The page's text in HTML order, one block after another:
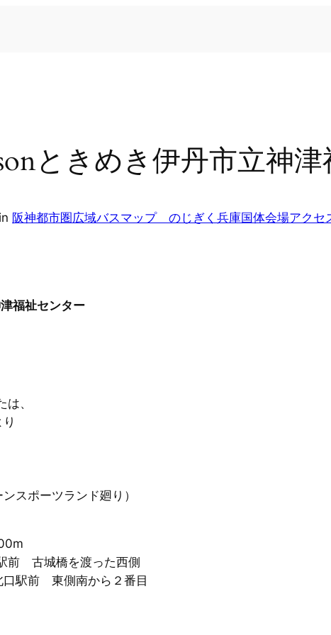
ときめき伊丹市立神津
in 阪神都市圏広域バスマップ のじぎく兵庫国体会場アクセ
福祉センター
、
スポーツランド廻り）
古城橋を渡った西側
駅前 東側南から２番目